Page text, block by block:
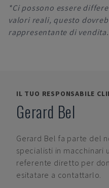
*Ci possono essere
valori reali, questo
rappresentante di vendita.
IL TUO RESPONSABILE
Gerard Bel
Gerard Bel fa parte del
specialisti in macchinari
referente diretto per
esitatare a contattarlo.